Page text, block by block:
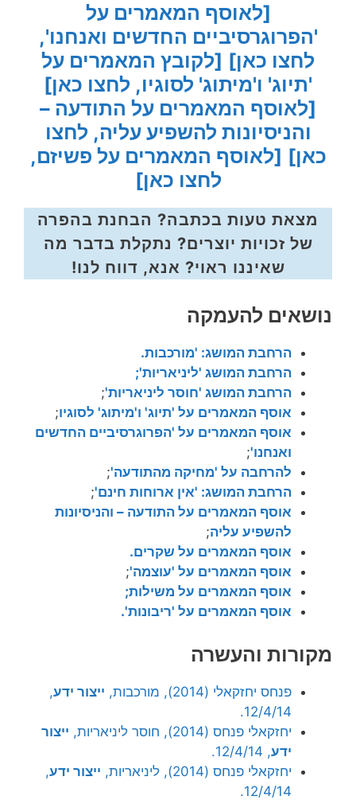
[לאוסף המאמרים על
'הפרוגרסיביים החדשים ואנחנו',
לחצו כאן] [לקובץ המאמרים על
'תיוג' ו'מיתוג' לסוגיו, לחצו כאן]
[לאוסף המאמרים על התודעה –
והניסיונות להשפיע עליה, לחצו
כאן] [לאוסף המאמרים על פשיזם,
לחצו כאן]
מצאת טעות בכתבה? הבחנת בהפרה
של זכויות יוצרים? נתקלת בדבר מה
שאיננו ראוי? אנא, דווח לנו!
נושאים להעמקה
הרחבת המושג: 'מורכבות.
הרחבת המושג 'ליניאריות';
הרחבת המושג 'חוסר ליניאריות';
אוסף המאמרים על 'תיוג' ו'מיתוג' לסוגיו;
אוסף המאמרים על 'הפרוגרסיביים החדשים
ואנחנו';
להרחבה על 'מחיקה מהתודעה';
הרחבת המושג: 'אין ארוחות חינם';
אוסף המאמרים על התודעה – והניסיונות
להשפיע עליה;
אוסף המאמרים על שקרים.
אוסף המאמרים על 'עוצמה';
אוסף המאמרים על משילות;
אוסף המאמרים על 'ריבונות'.
מקורות והעשרה
פנחס יחזקאלי (2014), מורכבות, ייצור ידע,
12/4/14.
יחזקאלי פנחס (2014), חוסר ליניאריות,
ייצור
ידע, 12/4/14.
יחזקאלי פנחס (2014), ליניאריות,
ייצור ידע,
12/4/14.